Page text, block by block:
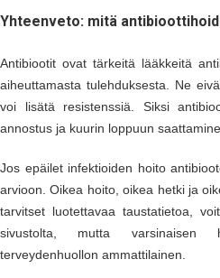
Yhteenveto: mitä
Antibiootit ovat tärkeitä lääkkeitä
aiheuttamasta tulehduksesta. Ne
voi lisätä resistenssiä. Siksi
annostus ja kuurin loppuun
Jos epäilet infektioiden hoito
arvioon. Oikea hoito, oikea hetki ja
tarvitset luotettavaa taustatietoa,
sivustolta, mutta varsinaisen
terveydenhuollon ammattilainen.